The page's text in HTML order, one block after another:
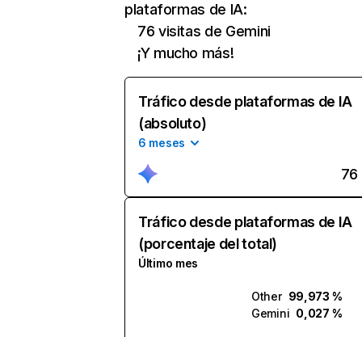
plataformas de IA:
76 visitas de Gemini
¡Y mucho más!
Tráfico desde plataformas de IA
(absoluto)
6 meses
76
Tráfico desde plataformas de IA
(porcentaje del total)
Último mes
Other 99,973 %
Gemini 0,027 %